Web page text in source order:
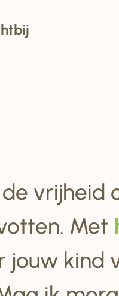
vrijheid
Met
jouw kind